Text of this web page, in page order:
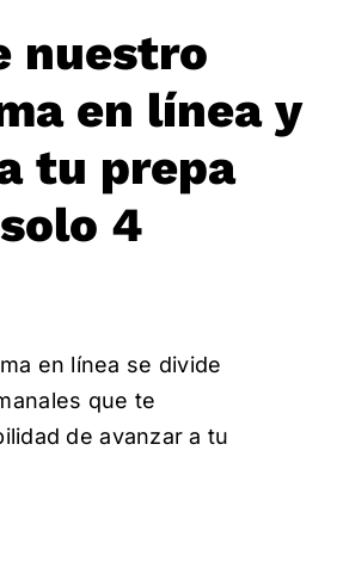
nuestro
en línea y
tu prepa
4
en línea se divide
que te
de avanzar a tu